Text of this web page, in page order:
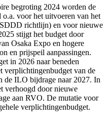
begroting 2024 worden de
voor het uitvoeren van het
richtlijn) en voor nieuwe
stijgt het budget door
Osaka Expo en hogere
en prijspeil aanpassingen.
in 2026 naar beneden
verplichtingenbudget van de
de ILO bijdrage naar 2027. In
verhoogd door nieuwe
aan RVO. De mutatie voor
verplichtingenbudget.